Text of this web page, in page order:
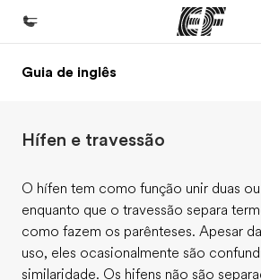
Início
Programas
Lojas
Guia de inglês
Hífen e travessão
O hífen tem como função unir duas ou
enquanto que o travessão separa
como fazem os parênteses. Apesar
uso, eles ocasionalmente são
similaridade. Os hifens não são